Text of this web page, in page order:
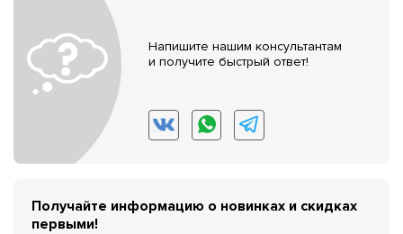
Напишите нашим консультантам
и получите быстрый ответ!
Получайте информацию о новинках и скидках
первыми!